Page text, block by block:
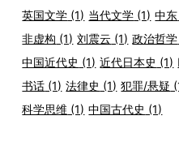
英国文学 (1) 当代文学 (1) 中东
非虚构 (1) 刘震云 (1) 政治哲学
中国近代史 (1) 近代日本史 (1)
书话 (1) 法律史 (1) 犯罪/悬疑
科学思维 (1) 中国古代史 (1)